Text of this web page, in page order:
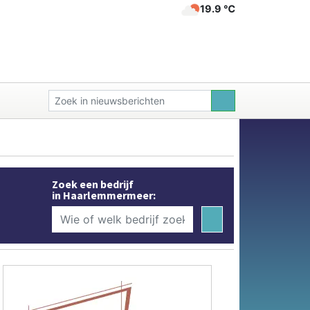
19.9 ℃
Zoek een bedrijf
in Haarlemmermeer: